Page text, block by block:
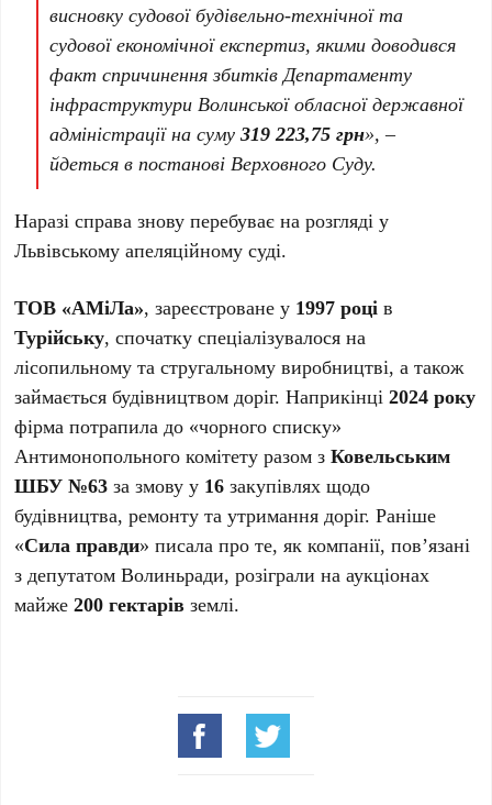
висновку судової будівельно-технічної та
судової економічної експертиз, якими доводився
факт спричинення збитків Департаменту
інфраструктури Волинської обласної державної
адміністрації на суму319 223,75 грн», –
йдеться в постанові Верховного Суду.
Наразі справа знову перебуває на розгляді у
Львівському апеляційному суді.
ТОВ «АМіЛа», зареєстроване у 1997 році в
Турійську, спочатку спеціалізувалося на
лісопильному та стругальному виробництві, а також
займається будівництвом доріг. Наприкінці2024 року
фірма потрапила до «чорного списку»
Антимонопольного комітету разом зКовельським
ШБУ №63 за змову у 16 закупівлях щодо
будівництва, ремонту та утримання доріг. Раніше
«Сила правди» писала про те, як компанії, пов’язані
з депутатом Волиньради, розіграли на аукціонах
майже200 гектарів землі.